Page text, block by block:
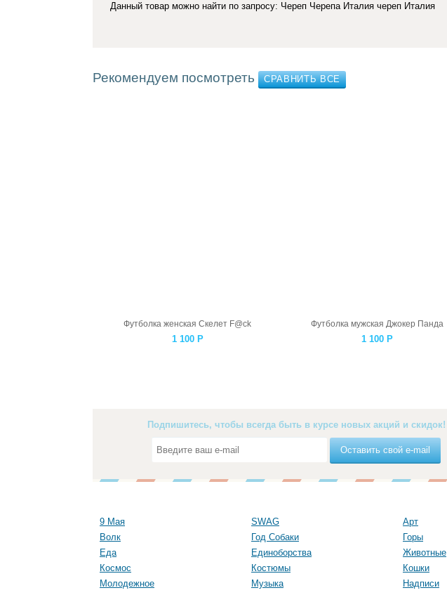
Данный товар можно найти по запросу: Череп Черепа Италия череп Италия
Рекомендуем посмотреть
Футболка женская Скелет F@ck
1 100 Р
Футболка мужская Джокер Панда
1 100 Р
Подпишитесь, чтобы всегда быть в курсе новых акций и скидок!
Оставить свой e-mail
9 Мая SWAG Арт
Волк
Год Собаки Горы
Еда
Единоборства Животные
Космос
Костюмы Кошки
Молодежное
Музыка Надписи